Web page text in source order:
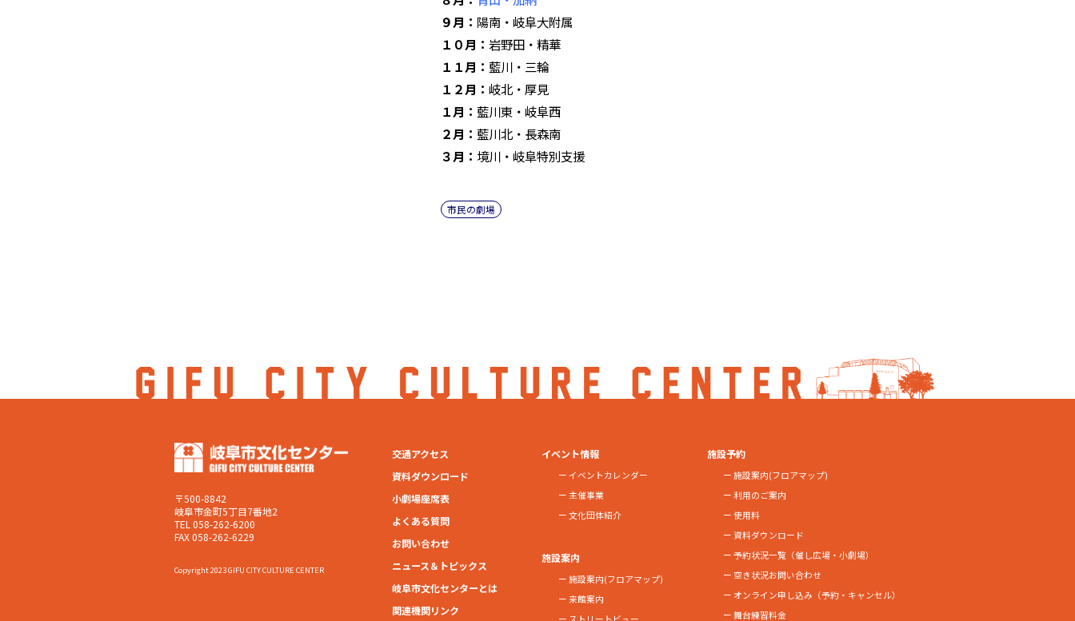
９月： 陽南・岐阜大附属
１０月： 岩野田・精華
１１月： 藍川・三輪
１２月： 岐北・厚見
１月： 藍川東・岐阜西
２月： 藍川北・長森南
３月： 境川・岐阜特別支援
市民の劇場
〒500-8842
岐阜市金町5丁目7番地2
TEL 058-262-6200
FAX 058-262-6229
Copyright 2023 GIFU CITY CULTURE CENTER
交通アクセス
資料ダウンロード
小劇場座席表
よくある質問
お問い合わせ
ニュース＆トピックス
岐阜市文化センターとは
関連機関リンク
イベント情報
イベントカレンダー
主催事業
文化団体紹介
施設案内
施設案内(フロアマップ)
来館案内
施設予約
施設案内(フロアマップ)
利用のご案内
使用料
資料ダウンロード
予約状況一覧（催し広場・小劇場）
空き状況お問い合わせ
オンライン申し込み （予約・キャンセル）
舞台練習料金